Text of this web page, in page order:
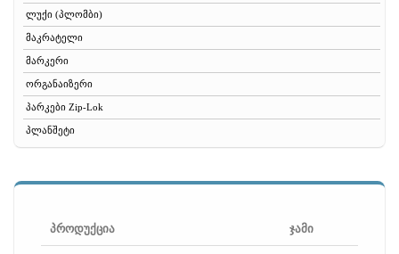
ლუქი (პლომბი)
მაკრატელი
მარკერი
ორგანაიზერი
პარკები Zip-Lok
პლანშეტი
საბუღალტრო ბლანკები
სავიზიტე
პროდუქცია ჯამი